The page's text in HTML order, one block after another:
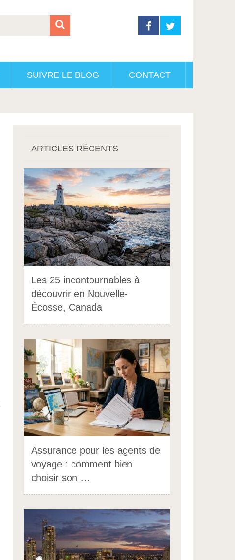
SUIVRE LE BLOG CONTACT
ARTICLES RÉCENTS
Les 25 incontournables à
découvrir en Nouvelle-
Écosse, Canada
Assurance pour les agents de
voyage : comment bien
choisir son …